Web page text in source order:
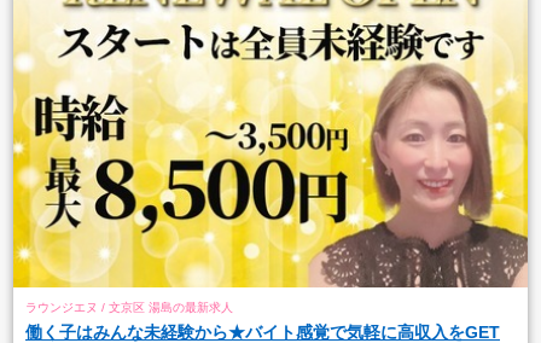
ラウンジエヌ / 文京区 湯島の最新求人
働く子はみんな未経験から★バイト感覚で気軽に高収入をGET